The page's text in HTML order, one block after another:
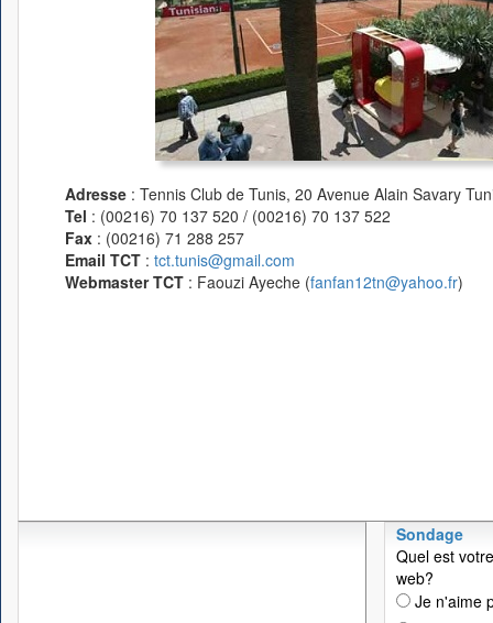
Adresse : Tennis Club de Tunis, 20 Avenue Alain Savary
Tel : (00216) 70 137 520 / (00216) 70 137 522
Fax : (00216) 71 288 257
Email TCT : tct.tunis@gmail.com
Webmaster TCT : Faouzi Ayeche (fanfan12tn@yahoo.fr)
Sondage
Quel est
web?
Je n'aime